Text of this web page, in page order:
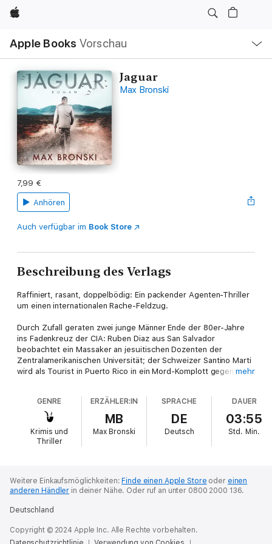
Apple
Apple Books Vorschau
Navigation
Menü
öffnen
Jaguar
Max Bronski
7,99 €
Anhören
Auch verfügbar im Book Store
Beschreibung des Verlags
Raffiniert, rasant, doppelbödig: Ein packender Agenten-Thriller
um einen internationalen Rache-Feldzug.
Durch Zufall geraten zwei junge Männer Ende der 80er-Jahre
ins Fadenkreuz der CIA: Ruben Diaz aus San Salvador
beobachtet ein Massaker an jesuitischen Dozenten der
Zentralamerikanischen Universität; der Schweizer Santino Marti
wird als Tourist in Puerto Rico in ein Mord-Komplott gegen den
einer sogenannten "black site", treffen Ruben Diaz und Santino
Marti aufeinander, die Leidensgenossen werden Freunde. 2006
verzeichnen die Akten beide als tot: Der eine ist durch
Krankheit verstorben, der andere wird vermisst. Von diesem
Zeitpunkt an werden in Afrika, den USA und Lateinamerika
nichts zu verbinden. Doch alle wurden mit dem Zeichen des
Kinich Ahau, des Jaguar-Gottes der Maya, gebrandmarkt. Und
Geheim-Operationen in Lateinamerika beteiligt war...
Jaguar von Max Bronski ist ein ebenso vielschichtiger wie
mehr
GENRE
Krimis und
Thriller
ERZÄHLER:IN
MB
Max Bronski
SPRACHE
DE
Deutsch
DAUER
03:55
Std. Min.
Weitere Einkaufsmöglichkeiten:Finde einen Apple Store oder einen
anderen Händler in deiner Nähe. Oder ruf an unter 0800 2000 136.
Deutschland
Copyright © 2024 Apple Inc. Alle Rechte vorbehalten.